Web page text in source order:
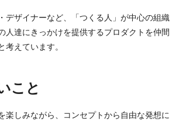
デザイナーなど、「つくる人」が中心の組織
人達にきっかけを提供するプロダクトを仲間
考えています。
こと
楽しみながら、コンセプトから自由な発想に